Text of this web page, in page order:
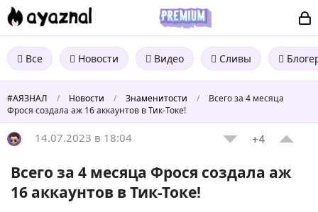
Все Новости Видео Сливы
#АЯЗНАЛ / Новости / Знаменитости /
Всего за 4 месяца
Фрося создала аж 16 аккаунтов в Тик-Токе!
14.07.2023 в 18:04 +4
Всего за 4 месяца Фрося создала аж
16 аккаунтов в Тик-Токе!